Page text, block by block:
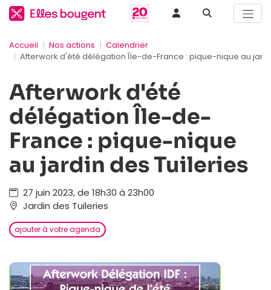
Accueil Nos actions
Calendrier
Afterwork d'été délégation Île-de-France : pique-nique au
Afterwork d'été
délégation Île-de-
France : pique-nique
au jardin des Tuileries
27 juin 2023, de 18h30 à 23h00
Jardin des Tuileries
ajouter à votre agenda